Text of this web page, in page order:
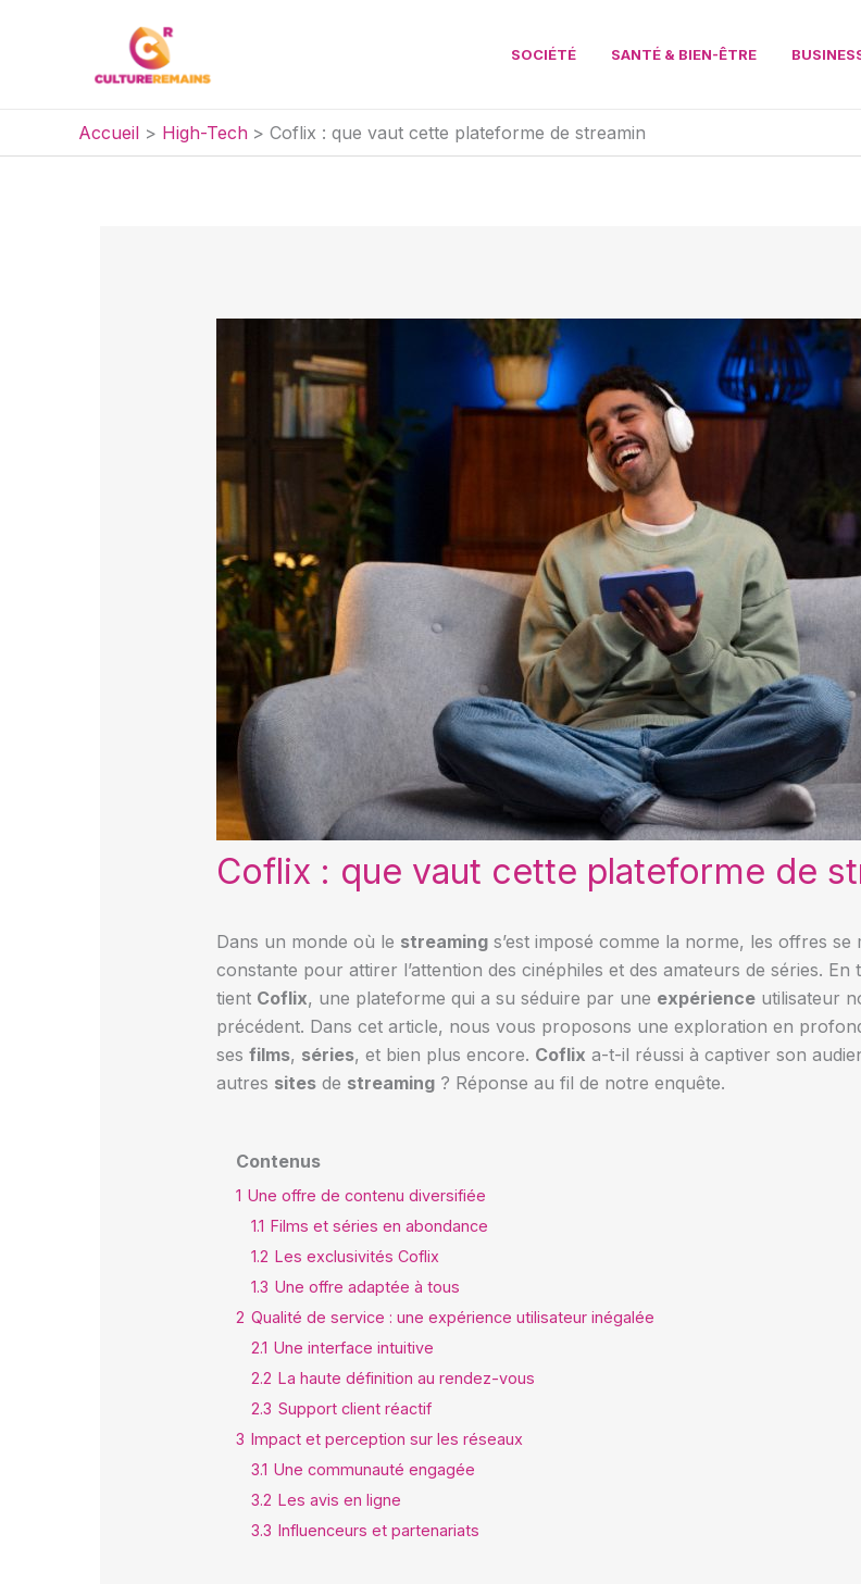
SOCIÉTÉ SANTÉ & BIEN-ÊTRE
Accueil High-Tech Coflix : que vaut cette plateforme de streamin
Coflix : que vaut cette plateforme de
Dans un monde où le streamings’est imposé comme la norme, les offres
constante pour attirer l’attention des cinéphiles et des amateurs de séries.
tient Coflix, une plateforme qui a su séduire par une expérienceutilisateur
précédent. Dans cet article, nous vous proposons une exploration en
ses films, séries, et bien plus encore. Coflix a-t-il réussi à captiver son
autres sitesde streaming? Réponse au fil de notre enquête.
Contenus
1 Une offre de contenu diversifiée
1.1 Films et séries en abondance
1.2 Les exclusivités Coflix
1.3 Une offre adaptée à tous
2 Qualité de service : une expérience utilisateur inégalée
2.1 Une interface intuitive
2.2 La haute définition au rendez-vous
2.3 Support client réactif
3 Impact et perception sur les réseaux
3.1 Une communauté engagée
3.2 Les avis en ligne
3.3 Influenceurs et partenariats